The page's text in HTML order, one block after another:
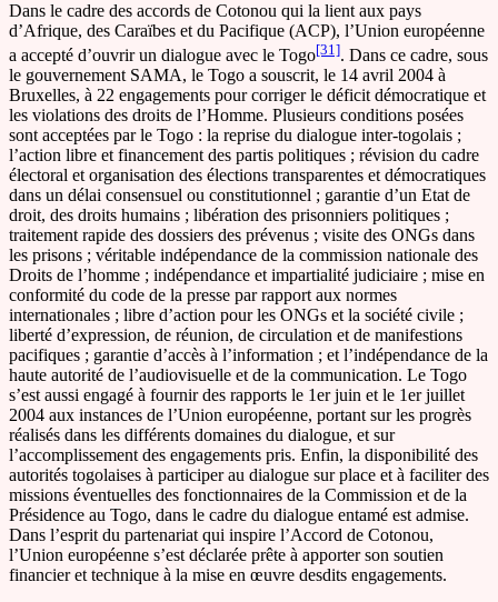
Dans le cadre des accords de Cotonou qui la lient aux pays
d’Afrique, des Caraïbes et du Pacifique (ACP), l’Union européenne
a accepté d’ouvrir un dialogue avec le Togo[31]. Dans ce cadre, sous
le gouvernement SAMA, le Togo a souscrit, le 14 avril 2004 à
Bruxelles, à 22 engagements pour corriger le déficit démocratique et
les violations des droits de l’Homme. Plusieurs conditions posées
sont acceptées par le Togo : la reprise du dialogue inter-togolais ;
l’action libre et financement des partis politiques ; révision du cadre
électoral et organisation des élections transparentes et démocratiques
dans un délai consensuel ou constitutionnel ; garantie d’un Etat de
droit, des droits humains ; libération des prisonniers politiques ;
traitement rapide des dossiers des prévenus ; visite des ONGs dans
les prisons ; véritable indépendance de la commission nationale des
Droits de l’homme ; indépendance et impartialité judiciaire ; mise en
conformité du code de la presse par rapport aux normes
internationales ; libre d’action pour les ONGs et la société civile ;
liberté d’expression, de réunion, de circulation et de manifestions
pacifiques ; garantie d’accès à l’information ; et l’indépendance de la
haute autorité de l’audiovisuelle et de la communication. Le Togo
s’est aussi engagé à fournir des rapports le 1er juin et le 1er juillet
2004 aux instances de l’Union européenne, portant sur les progrès
réalisés dans les différents domaines du dialogue, et sur
l’accomplissement des engagements pris. Enfin, la disponibilité des
autorités togolaises à participer au dialogue sur place et à faciliter des
missions éventuelles des fonctionnaires de la Commission et de la
Présidence au Togo, dans le cadre du dialogue entamé est admise.
Dans l’esprit du partenariat qui inspire l’Accord de Cotonou,
l’Union européenne s’est déclarée prête à apporter son soutien
financier et technique à la mise en œuvre desdits engagements.